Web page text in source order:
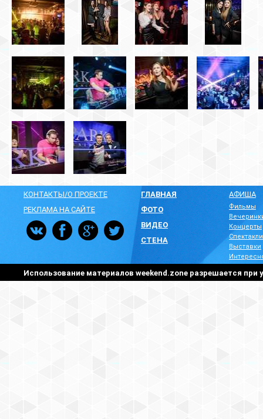
КОНТАКТЫ/О ПРОЕКТЕ
РЕКЛАМА НА САЙТЕ
ГЛАВНАЯ
ФОТО
ВИДЕО
СТЕНА
АФИША
Фильмы
Концерты
Спектакли
Выставки
Использование материалов weekend.zone разрешается